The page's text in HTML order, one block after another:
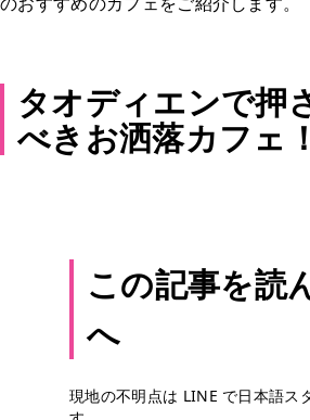
タオディエンで押
べきお洒落カフェ！
この記事を読
へ
現地の不明点は LINE で日本語ス